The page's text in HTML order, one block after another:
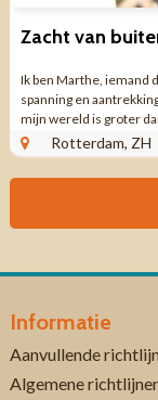
Zacht van
Ik ben Marthe, iemand
spanning en
mijn wereld is groter
en het ...Rotterdam, ZH
Informatie
Aanvullende
Algemene